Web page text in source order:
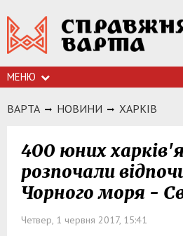
МЕНЮ
ВАРТА НОВИНИ ХАРКIВ
400 юних
розпочали
Чорного моря -
Четвер, 1 червня 2017, 15:41